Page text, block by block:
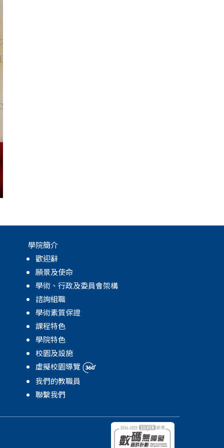
學院簡介
歡迎辭
願景及使命
學術、行政及委員會架構
諮詢組職
學術素質保證
課程特色
學院特色
校園及設施
虛擬校園導覽
我們的教職員
聯繫我們